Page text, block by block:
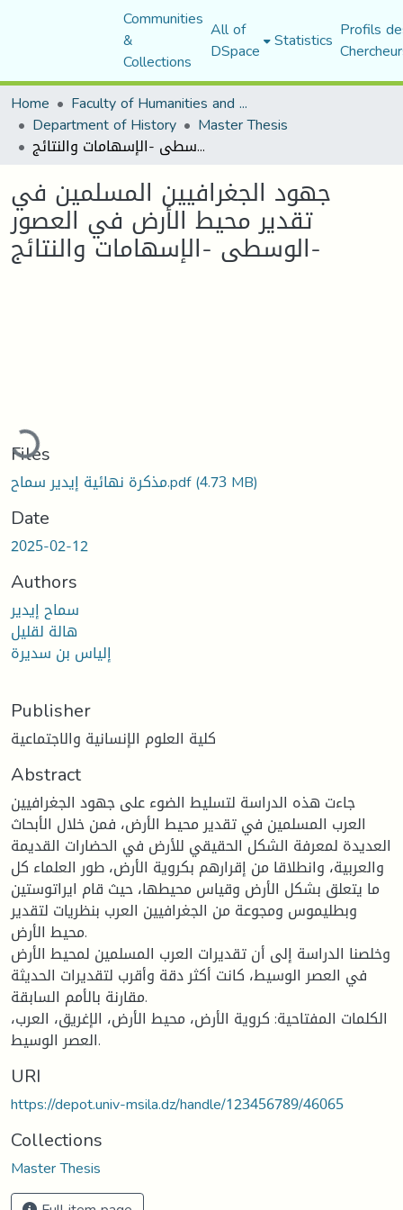
Communities
&
Collections
All of
DSpace Statistics Profils
Home
Faculty of Humanities and Social Sciences
Department of History Master Thesis
جهود الجغرافيين المسلمين في تقدير محيط الأرض في العصور الوسطى -الإسهامات والنتائج-
جهود الجغرافيين المسلمين في
تقدير محيط الأرض في العصور
الوسطى -الإسهامات والنتائج-
Files
مذكرة نهائية إيدير سماح.pdf(4.73 MB)
Date
2025-02-12
Authors
سماح إيدير
هالة لقليل
إلياس بن سديرة
Publisher
كلية العلوم الإنسانية والاجتماعية
Abstract
جاءت هذه الدراسة لتسليط الضوء على جهود الجغرافيين
العرب المسلمين في تقدير محيط الأرض، فمن خلال الأبحاث
العديدة لمعرفة الشكل الحقيقي للأرض في الحضارات القديمة
والعربية، وانطلاقا من إقرارهم بكروية الأرض، طور العلماء كل
ما يتعلق بشكل الأرض وقياس محيطها، حيث قام ايراتوستين
وبطليموس ومجوعة من الجغرافيين العرب بنظريات لتقدير
محيط الأرض.
وخلصنا الدراسة إلى أن تقديرات العرب المسلمين لمحيط الأرض
في العصر الوسيط، كانت أكثر دقة وأقرب لتقديرات الحديثة
مقارنة بالأمم السابقة.
الكلمات المفتاحية: كروية الأرض، محيط الأرض، الإغريق، العرب،
العصر الوسيط.
URI
https://depot.univ-msila.dz/handle/123456789/46065
Collections
Master Thesis